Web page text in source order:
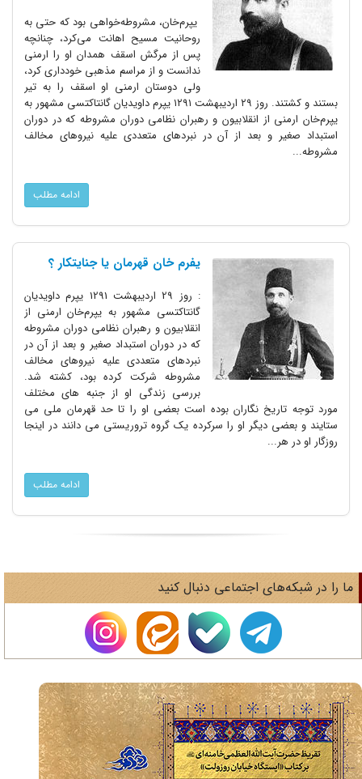
یپرم‌خان، مشروطه‌خواهی بود که حتی به
روحانیت مسیح اهانت می‌کرد، چنانچه
پس از مرگش اسقف همدان او را ارمنی
ندانست و از مراسم مذهبی خودداری کرد،
ولی دوستان ارمنی او اسقف را به تیر
بستند و کشتند. روز ۲۹ اردیبهشت ۱۲۹۱ یپرم داویدیان گانتاکتسی مشهور به
یپرم‌خان ارمنی از انقلابیون و رهبران نظامی دوران مشروطه که در دوران
استبداد صغیر و بعد از آن در نبردهای متعددی علیه نیروهای مخالف
مشروطه...
ادامه مطلب
یفرم خان قهرمان یا جنایتکار ؟
: روز 29 اردیبهشت 1291 یپرم داویدیان
گانتاکتسی مشهور به یپرم‌خان ارمنی از
انقلابیون و رهبران نظامی دوران مشروطه
که در دوران استبداد صغیر و بعد از آن در
نبردهای متعددی علیه نیروهای مخالف
مشروطه شرکت کرده بود، کشته شد.
بررسی زندگی او از جنبه های مختلف
مورد توجه تاریخ نگاران بوده است بعضی او را تا حد قهرمان ملی می
ستایند و بعضی دیگر او را سرکرده یک گروه تروریستی می دانند در اینجا
روزگار او در هر...
ادامه مطلب
را در شبکه‌های اجتماعی دنبال کنید